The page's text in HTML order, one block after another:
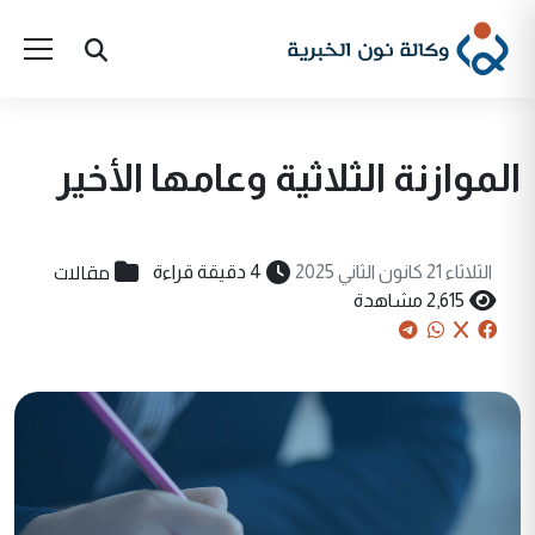
الموازنة الثلاثية وعامها الأخير
الثلاثاء 21 كانون الثاني 2025 4 دقيقة قراءة مقالات
2,615 مشاهدة